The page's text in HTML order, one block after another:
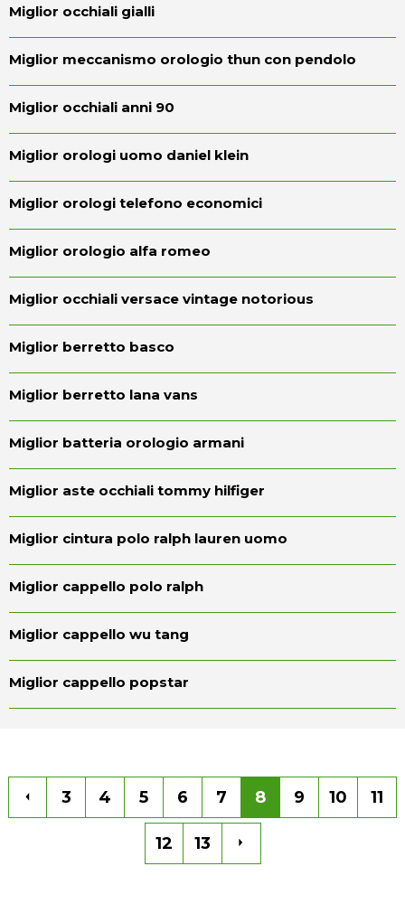
Miglior occhiali gialli
Miglior meccanismo orologio thun con pendolo
Miglior occhiali anni 90
Miglior orologi uomo daniel klein
Miglior orologi telefono economici
Miglior orologio alfa romeo
Miglior occhiali versace vintage notorious
Miglior berretto basco
Miglior berretto lana vans
Miglior batteria orologio armani
Miglior aste occhiali tommy hilfiger
Miglior cintura polo ralph lauren uomo
Miglior cappello polo ralph
Miglior cappello wu tang
Miglior cappello popstar
3 4 5 6 7 8 9 10 11
12 13